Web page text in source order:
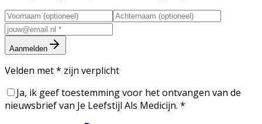
Aanmelden
Velden met* zijn verplicht
Ja, ik geef toestemming voor het ontvangen van de
nieuwsbrief van Je Leefstijl Als Medicijn. *